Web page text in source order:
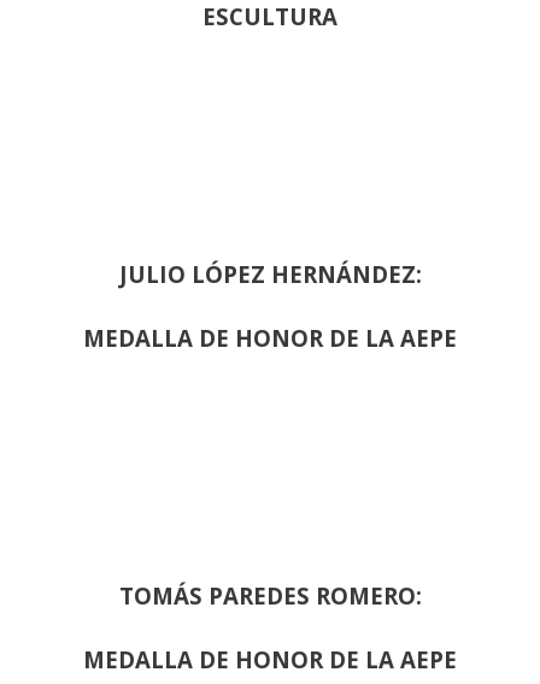
ESCULTURA
JULIO LÓPEZ HERNÁNDEZ:
MEDALLA DE HONOR DE LA AEPE
TOMÁS PAREDES ROMERO:
MEDALLA DE HONOR DE LA AEPE